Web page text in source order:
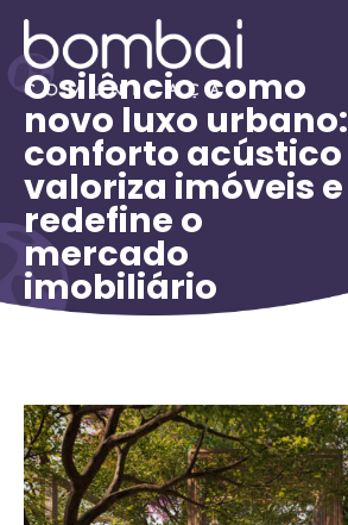
O silêncio como
novo luxo urbano:
conforto acústico
valoriza imóveis e
redefine o
mercado
imobiliário